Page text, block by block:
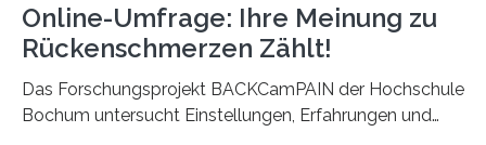
Online-Umfrage: Ihre Meinung zu
Rückenschmerzen Zählt!
Das Forschungsprojekt BACKCamPAIN der Hochschule
Bochum untersucht Einstellungen, Erfahrungen und